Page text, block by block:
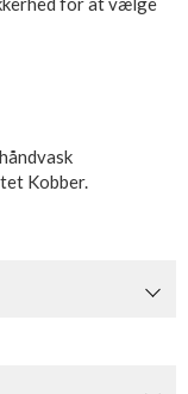
Kobber.